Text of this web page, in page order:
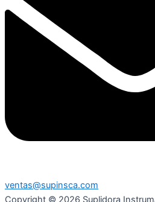
ventas@supinsca.com
Copyright © 2026 Suplidora